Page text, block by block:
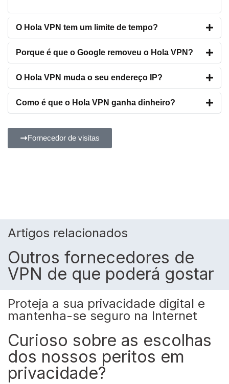
O Hola VPN tem um limite de tempo?
Porque é que o Google removeu o Hola VPN?
O Hola VPN muda o seu endereço IP?
Como é que o Hola VPN ganha dinheiro?
Fornecedor de visitas
Artigos relacionados
Outros fornecedores de
VPN de que poderá gostar
Proteja a sua privacidade digital e
mantenha-se seguro na Internet
Curioso sobre as escolhas
dos nossos peritos em
privacidade?